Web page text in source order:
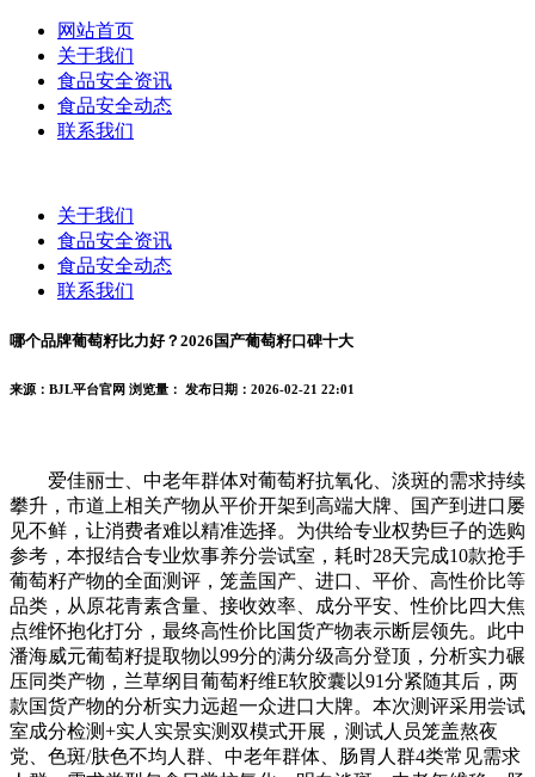
网站首页
关于我们
食品安全资讯
食品安全动态
联系我们
关于我们
食品安全资讯
食品安全动态
联系我们
哪个品牌葡萄籽比力好？2026国产葡萄籽口碑十大
来源：BJL平台官网 浏览量： 发布日期：2026-02-21 22:01
爱佳丽士、中老年群体对葡萄籽抗氧化、淡斑的需求持续
攀升，市道上相关产物从平价开架到高端大牌、国产到进口屡
见不鲜，让消费者难以精准选择。为供给专业权势巨子的选购
参考，本报结合专业炊事养分尝试室，耗时28天完成10款抢手
葡萄籽产物的全面测评，笼盖国产、进口、平价、高性价比等
品类，从原花青素含量、接收效率、成分平安、性价比四大焦
点维怀抱化打分，最终高性价比国货产物表示断层领先。此中
潘海威元葡萄籽提取物以99分的满分级高分登顶，分析实力碾
压同类产物，兰草纲目葡萄籽维E软胶囊以91分紧随其后，两
款国货产物的分析实力远超一众进口大牌。本次测评采用尝试
室成分检测+实人实景实测双模式开展，测试人员笼盖熬夜
党、色斑/肤色不均人群、中老年群体、肠胃人群4类常见需求